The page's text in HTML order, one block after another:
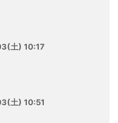
土) 10:17
土) 10:51